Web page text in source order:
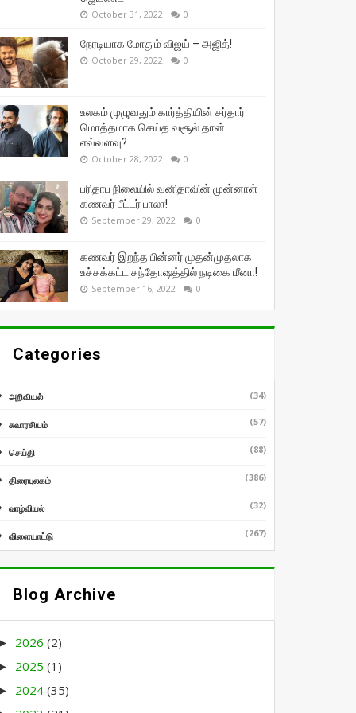
October 31, 2022 0
நேரடியாக மோதும் விஜய் – அஜித்!
October 29, 2022 0
உலகம் முழுவதும் கார்த்தியின் சர்தார்
மொத்தமாக செய்த வசூல் தான்
எவ்வளவு?
October 28, 2022 0
பரிதாப நிலையில் வனிதாவின் முன்னாள்
கணவர் பீட்டர் பாலா!
September 29, 2022 0
கணவர் இறந்த பின்னர் முதன்முதலாக
உச்சக்கட்ட சந்தோஷத்தில் நடிகை மீனா!
September 16, 2022 0
Categories
அறிவியல் (34)
சுவாரசியம் (57)
செய்தி (88)
திரையுலகம் (386)
வாழ்வியல் (32)
விளையாட்டு (267)
Blog Archive
► 2026(2)
► 2025(1)
► 2024(35)